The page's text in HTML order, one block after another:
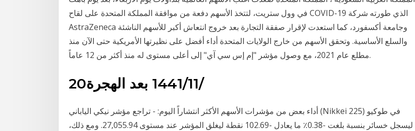
في وول ستريت، لتتخذ الأسهم دفعة من موافقة المملكة المتحدة على لقاح COVID-19 الذي طورته شركة
AstraZeneca وجامعة أكسفورد، كما استعدت لإقرار صفقة التجارة بعد خروج انتعاش أكبر للأسهم الناشئة
والسلع الأساسية. وتحقق الأسهم من خارج الولايات المتحدة أداء أفضل على نظيرتها الأمريكية حتى الآن منذ
مطلع عام 2021، مع وصول مؤشر "إم إس سي آي" إلى أعلى مستوى له منذ أكثر من 12 عاماً.
20‏‏/11‏‏/1441 بعد الهجرة
أداء بعض من مؤشرات الأسهم الأكثر انتشاراً اليوم: - تراجع مؤشر نيكي الياباني (Nikkei 225) في طوكيو
ليسجل خسائر بنسبة بلغت -0.38٪ ما يعادل -102.69 نقطة ليغلق المؤشر عند مستوى 27,055.94. ومع ذلك،